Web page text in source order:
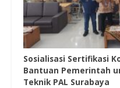
Sosialisasi Sertifikasi
Bantuan Pemerintah
Teknik PAL Surabaya